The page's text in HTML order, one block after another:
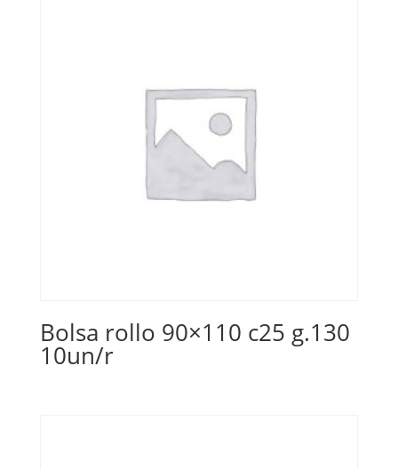
Bolsa rollo 90×110 c25 g.130
10un/r